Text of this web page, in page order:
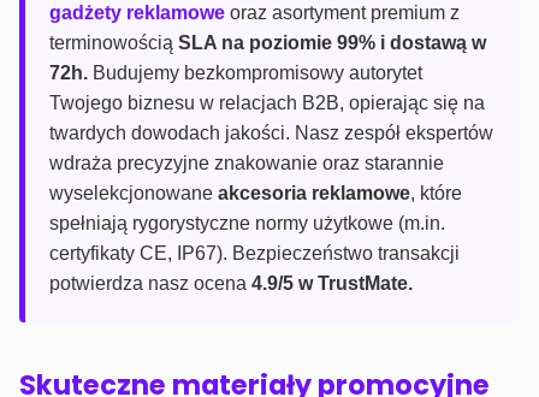
gadżety reklamowe oraz asortyment premium z
terminowością SLA na poziomie 99% i dostawą w
72h. Budujemy bezkompromisowy autorytet
Twojego biznesu w relacjach B2B, opierając się na
twardych dowodach jakości. Nasz zespół ekspertów
wdraża precyzyjne znakowanie oraz starannie
wyselekcjonowane akcesoria reklamowe, które
spełniają rygorystyczne normy użytkowe (m.in.
certyfikaty CE, IP67). Bezpieczeństwo transakcji
potwierdza nasz ocena 4.9/5 w TrustMate.
Skuteczne materiały promocyjne